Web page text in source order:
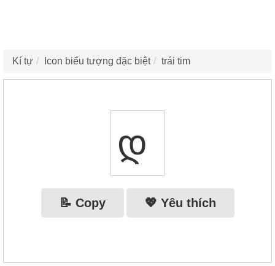
Kí tự Icon biểu tượng đặc biệt trái tim
დ
📝 Copy 💖 Yêu thích